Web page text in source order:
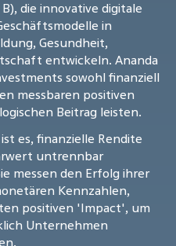
die innovative digitale
in
Gesundheit,
entwickeln. Ananda
sowohl finanziell
messbaren positiven
Beitrag leisten.
es, finanzielle Rendite
untrennbar
messen den Erfolg ihrer
Kennzahlen,
positiven 'Impact', um
Unternehmen